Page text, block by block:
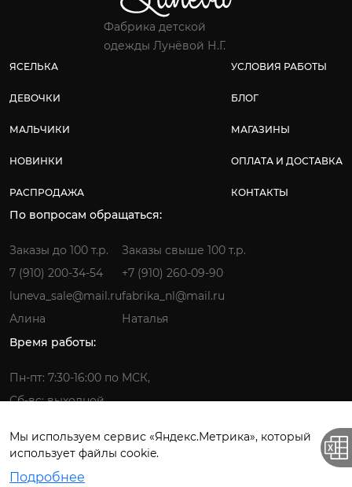
Фабрика детской
одежды Лунёвой Н.Г.
ЯСЕЛЬКА
ДЕВОЧКИ
МАЛЬЧИКИ
НОВИНКИ
РАСПРОДАЖА
УСЛОВИЯ РАБОТЫ
БЛОГ
МАГАЗИНЫ
ОПЛАТА И ДОСТАВКА
КОНТАКТЫ
По вопросам обращаться:
Заказы до 100 т.р.
7 (910) 200-34-54
luneva_sale@mail.ru
Алина
Заказы свыше 100 т.р.
+7 (910) 260-09-90
fabrika_nl@mail.ru
Наталья
Время работы:
Пн-пт: 7:30-16:00 по МСК,
Сб-вс: выходной
Фабрика детской одежды © 2026.
Мы используем сервис «Яндекс.Метрика», который
использует файлы cookie.
Подробнее